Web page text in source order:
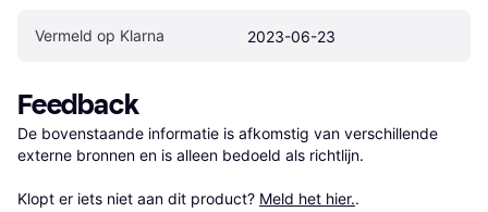
Vermeld op Klarna 2023-06-23
Feedback
De bovenstaande informatie is afkomstig van verschillende
externe bronnen en is alleen bedoeld als richtlijn.
Klopt er iets niet aan dit product? Meld het hier..